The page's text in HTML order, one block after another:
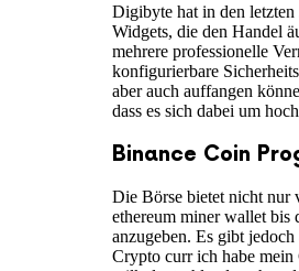
Digibyte hat in den
Widgets, die den Handel
mehrere professionelle
konfigurierbare
aber auch auffangen
dass es sich dabei um
Binance Coin
Die Börse bietet nicht nur
ethereum miner wallet bis
anzugeben. Es gibt
Crypto curr ich habe